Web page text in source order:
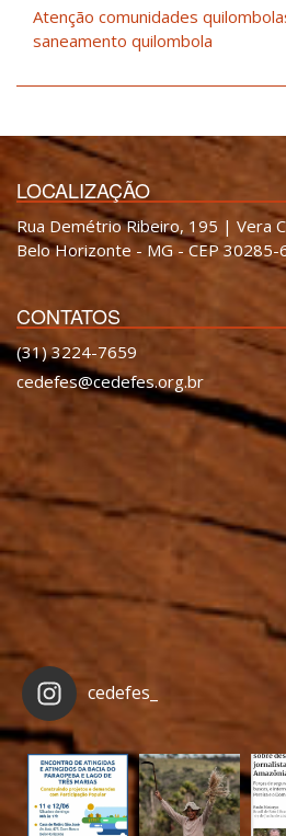
Atenção comunidades
saneamento quilombola
LOCALIZAÇÃO
Rua Demétrio Ribeiro, 195 | Vera
Belo Horizonte - MG - CEP 30285-
CONTATOS
(31) 3224-7659
cedefes@cedefes.org.br
cedefes_